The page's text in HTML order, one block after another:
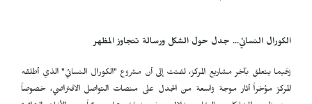
الكورال النسائي... جدل حول الشكل ورسالة تتجاوز المظهر
وفيما يتعلق بآخر مشاريع المركز، لفتت إلى أن مشروع "الكورال النسائي" الذي أطلقه
المركز مؤخراً أثار موجة واسعة من الجدل على منصات التواصل الافتراضي، خصوصاً